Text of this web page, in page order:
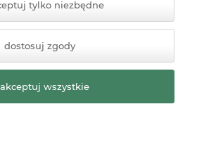
Wszelkie prawa zastrzeżone.
tylko niezbędne
dostosuj zgody
wszystkie